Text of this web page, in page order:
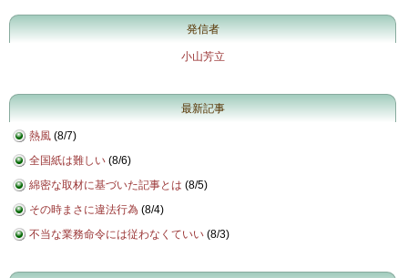
発信者
小山芳立
最新記事
熱風 (8/7)
全国紙は難しい (8/6)
綿密な取材に基づいた記事とは (8/5)
その時まさに違法行為 (8/4)
不当な業務命令には従わなくていい (8/3)